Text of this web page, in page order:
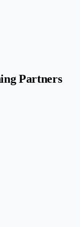
Partners